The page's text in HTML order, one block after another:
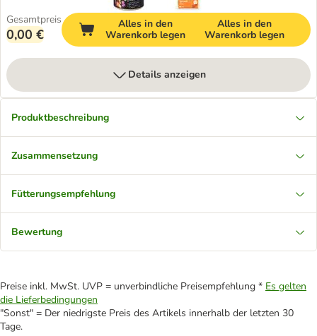
Gesamtpreis
0,00 €
Alles in den
Warenkorb legen
Alles in den
Warenkorb legen
Details anzeigen
Produktbeschreibung
Zusammensetzung
Fütterungsempfehlung
Bewertung
Preise inkl. MwSt. UVP = unverbindliche Preisempfehlung * Es gelten
die Lieferbedingungen
"Sonst" = Der niedrigste Preis des Artikels innerhalb der letzten 30
Tage.